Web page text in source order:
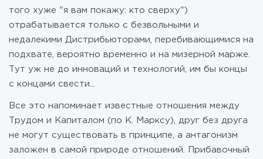
того хуже "я вам покажу: кто сверху")
отрабатывается только с безвольными и
недалекими Дистрибьюторами, перебивающимися на
подхвате, вероятно временно и на мизерной марже.
Тут уж не до инноваций и технологий, им бы концы
с концами свести...
Все это напоминает известные отношения между
Трудом и Капиталом (по К. Марксу), друг без друга
не могут существовать в принципе, а антагонизм
заложен в самой природе отношений. Прибавочный